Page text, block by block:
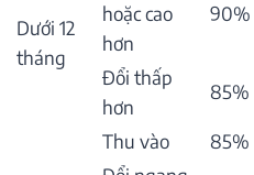
Dưới 12
tháng
hoặc cao
hơn
90%
Đổi thấp
hơn
85%
Thu vào
85%